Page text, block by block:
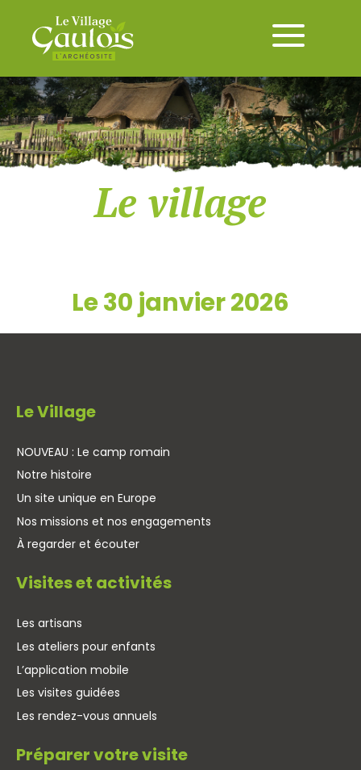
Le village
Le 30 janvier 2026
Le Village
NOUVEAU : Le camp romain
Notre histoire
Un site unique en Europe
Nos missions et nos engagements
À regarder et écouter
Visites et activités
Les artisans
Les ateliers pour enfants
L’application mobile
Les visites guidées
Les rendez-vous annuels
Préparer votre visite